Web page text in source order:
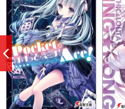
前
へ